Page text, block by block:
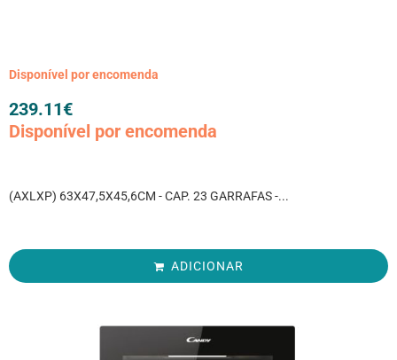
Disponível por encomenda
239.11€
Disponível por encomenda
(AXLXP) 63X47,5X45,6CM - CAP. 23 GARRAFAS -...
ADICIONAR